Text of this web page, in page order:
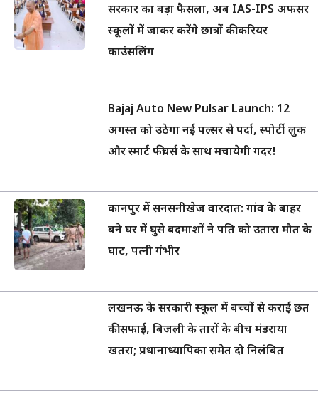
सरकार का बड़ा फैसला, अब IAS-IPS अफसर
स्कूलों में जाकर करेंगे छात्रों की करियर
काउंसलिंग
Bajaj Auto New Pulsar Launch: 12
अगस्त को उठेगा नई पल्सर से पर्दा, स्पोर्टी लुक
और स्मार्ट फीचर्स के साथ मचायेगी गदर!
कानपुर में सनसनीखेज वारदात: गांव के बाहर
बने घर में घुसे बदमाशों ने पति को उतारा मौत के
घाट, पत्नी गंभीर
लखनऊ के सरकारी स्कूल में बच्चों से कराई छत
की सफाई, बिजली के तारों के बीच मंडराया
खतरा; प्रधानाध्यापिका समेत दो निलंबित